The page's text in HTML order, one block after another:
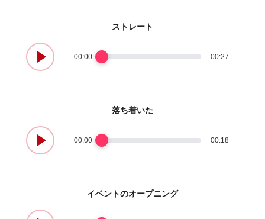
ストレート
00:00 00:27
落ち着いた
00:00 00:18
イベントのオープニング